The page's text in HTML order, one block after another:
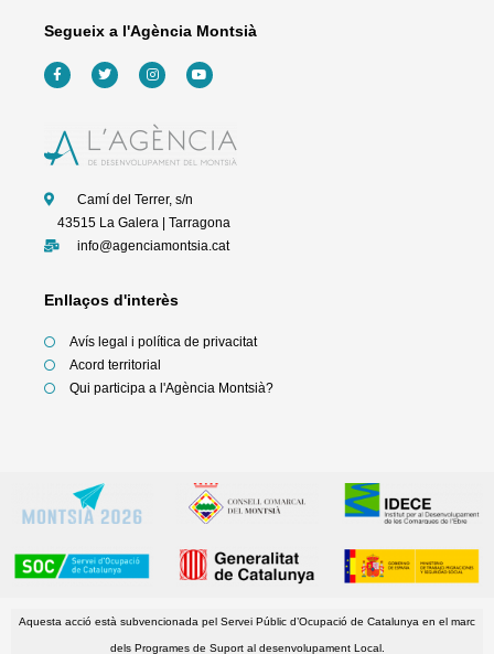
Segueix a l'Agència Montsià
F
a
c
o
o
k
T
w
i
e
I
n
s
g
r
a
Y
o
u
b
e
Camí del Terrer, s/n
43515 La Galera | Tarragona
info@agenciamontsia.cat
Enllaços d'interès
Avís legal i política de privacitat
Acord territorial
Qui participa a l'Agència Montsià?
Aquesta acció està subvencionada pel Servei Públic d’Ocupació de Catalunya en el marc
dels Programes de Suport al desenvolupament Local.